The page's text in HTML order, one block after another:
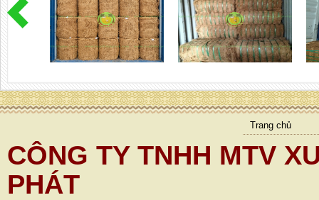
Trang chủ
CÔNG TY TNHH MTV
PHÁT